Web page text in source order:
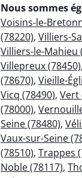
Nous sommes
Voisins-le-
(78220), Villiers-
Villiers-le-Mahieu
Villepreux (78450),
(78670), Vieille-
Vicq (78490), Vert
(78000),
Seine (78480),
Vaux-sur-Seine
(78510), Trappes
Noble (78117),